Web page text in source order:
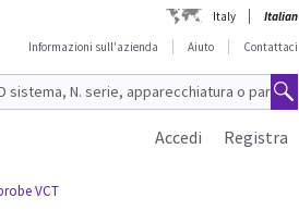
Italy
Italian
Informazioni sull'azienda
Aiuto Contattaci
Registra
Accedi
VCT